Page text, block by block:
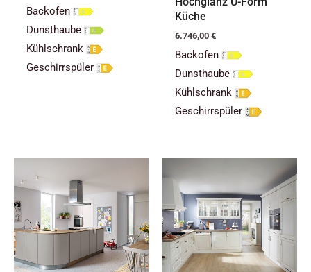
Backofen
Dunsthaube
Kühlschrank
Geschirrspüler
Küche
6.746,00 €
Backofen
Dunsthaube
Kühlschrank
Geschirrspüler